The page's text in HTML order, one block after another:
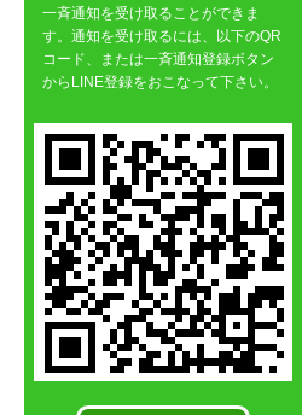
一斉通知を受け取ることができま
す。通知を受け取るには、以下のQR
コード、または一斉通知登録ボタン
からLINE登録をおこなって下さい。